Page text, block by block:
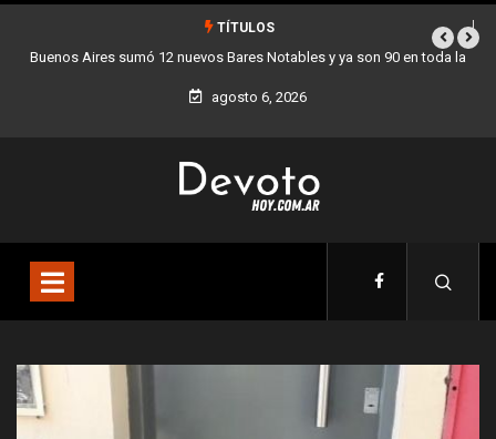
TÍTULOS
y ya son 90 en toda la Los stands móviles de la Ciudad llegan esta
agosto 6, 2026